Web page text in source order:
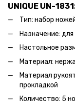
UNIQUE UN-
Тип: набор
Назначение: для
Настольное
Материал:
Материал
прокладкой
Количество: 5